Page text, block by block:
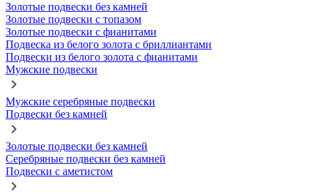
Золотые подвески без камней
Золотые подвески с топазом
Золотые подвески с фианитами
Подвеска из белого золота с бриллиантами
Подвески из белого золота с фианитами
Мужские подвески
Мужские серебряные подвески
Подвески без камней
Золотые подвески без камней
Серебряные подвески без камней
Подвески с аметистом